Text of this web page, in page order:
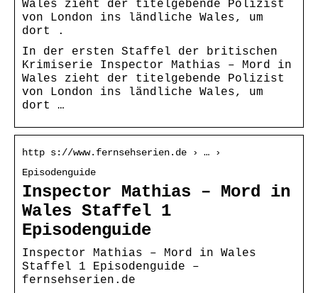
Wales zieht der titelgebende Polizist
von London ins ländliche Wales, um
dort .
In der ersten Staffel der britischen
Krimiserie Inspector Mathias – Mord in
Wales zieht der titelgebende Polizist
von London ins ländliche Wales, um
dort …
http s://www.fernsehserien.de › … ›
Episodenguide
Inspector Mathias – Mord in
Wales Staffel 1
Episodenguide
Inspector Mathias – Mord in Wales
Staffel 1 Episodenguide –
fernsehserien.de